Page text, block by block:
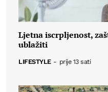
Ljetna iscrpljenost,
ublažiti
LIFESTYLE - prije 13 sati